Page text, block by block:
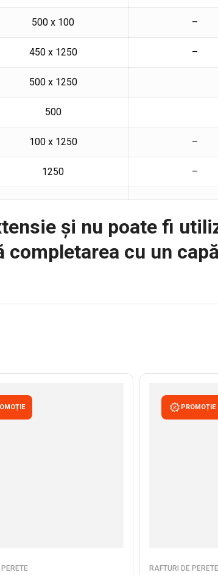
500 x 100 –
450 x 1250 –
500 x 1250
500
100 x 1250 –
1250 –
și nu poate fi
completarea cu un
PROMOȚIE
RAFTURI DE PERETE